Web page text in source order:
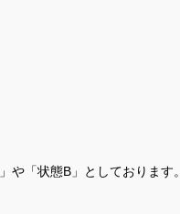
「状態B」としております。